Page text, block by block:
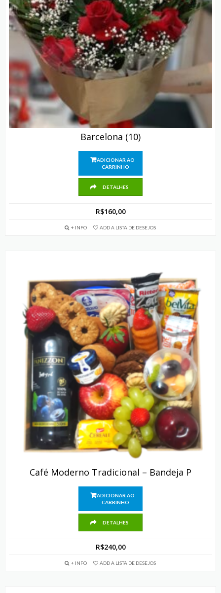
Barcelona (10)
ADICIONAR AO
CARRINHO
DETALHES
R$160,00
+ INFO ADD A LISTA DE DESEJOS
Café Moderno Tradicional – Bandeja P
ADICIONAR AO
CARRINHO
DETALHES
R$240,00
+ INFO ADD A LISTA DE DESEJOS